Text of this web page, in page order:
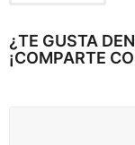
g
i
¿TE GUSTA
¡COMPARTE